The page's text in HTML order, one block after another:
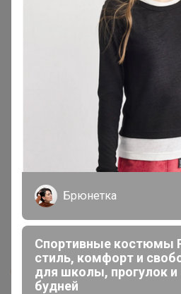
Номинировать на медаль
1
Подпись
Брюнетка
Спортивные костюмы
стиль, комфорт и
для школы, прогулок и
будней